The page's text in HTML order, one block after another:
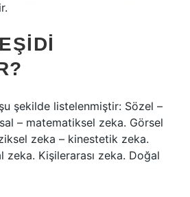
şekilde listelenmiştir: Sözel –
– matematiksel zeka. Görsel
zeka – kinestetik zeka.
zeka. Kişilerarası zeka. Doğal